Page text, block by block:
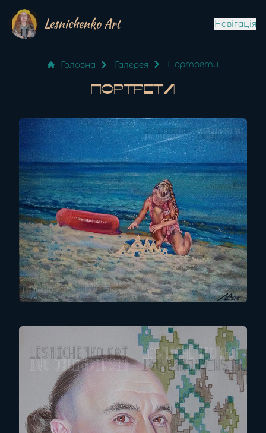
Lesnichenko Art Навігація
Головна Галерея Портрети
Портрети